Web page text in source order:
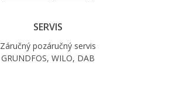
SERVIS
Záručný pozáručný servis
GRUNDFOS, WILO, DAB